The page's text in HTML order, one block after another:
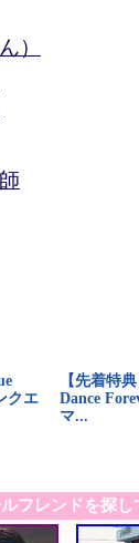
）
フレンドを探し